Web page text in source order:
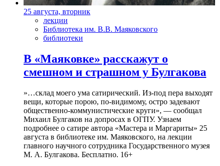
25 августа, вторник
лекции
Библиотека им. В.В. Маяковского
библиотеки
В «Маяковке» расскажут о
смешном и страшном у Булгакова
»…склад моего ума сатирический. Из-под пера выходят
вещи, которые порою, по-видимому, остро задевают
общественно-коммунистические круги», — сообщал
Михаил Булгаков на допросах в ОГПУ. Узнаем
подробнее о сатире автора «Мастера и Маргариты» 25
августа в библиотеке им. Маяковского, на лекции
главного научного сотрудника Государственного музея
М. А. Булгакова. Бесплатно. 16+